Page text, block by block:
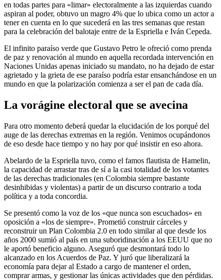
en todas partes para «limar» electoralmente a las izquierdas cuando
aspiran al poder, obtuvo un magro 4% que lo ubica como un actor a
tener en cuenta en lo que sucederá en las tres semanas que restan
para la celebración del balotaje entre de la Espriella e Iván Cepeda.
El infinito paraíso verde que Gustavo Petro le ofreció como prenda
de paz y renovación al mundo en aquella recordada intervención en
Naciones Unidas apenas iniciado su mandato, no ha dejado de estar
agrietado y la grieta de ese paraíso podría estar ensanchándose en un
mundo en que la polarización comienza a ser el pan de cada día.
La vorágine electoral que se avecina
Para otro momento deberá quedar la elucidación de los porqué del
auge de las derechas extremas en la región. Venimos ocupándonos
de eso desde hace tiempo y no hay por qué insistir en eso ahora.
Abelardo de la Espriella tuvo, como el famos flautista de Hamelin,
la capacidad de arrastar tras de sí a la casi totalidad de los votantes
de las derechas tradicionales (en Colombia siempre bastante
desinhibidas y violentas) a partir de un discurso contrario a toda
política y a toda concordia.
Se presentó como la voz de los «que nunca son escuchados» en
oposición a «los de siempre». Prometió construir cárceles y
reconstruir un Plan Colombia 2.0 en todo similar al que desde los
años 2000 sumió al país en una suboridinación a los EEUU que no
le aportó beneficio alguno. Aseguró que desmontará todo lo
alcanzado en los Acuerdos de Paz. Y juró que liberalizará la
economía para dejar al Estado a cargo de mantener el orden,
comprar armas, y gestionar las únicas actividades que den pérdidas.